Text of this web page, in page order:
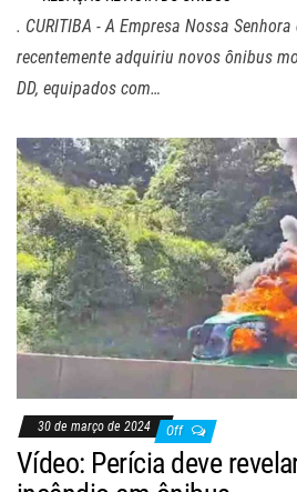
. CURITIBA - A Empresa Nossa
recentemente adquiriu novos ônibus
DD, equipados com…
30 de março de 2024 Off
Vídeo: Perícia deve